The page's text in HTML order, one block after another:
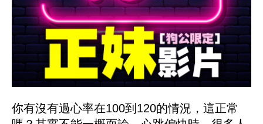
你有沒有過心率在100到120的情況，這正常